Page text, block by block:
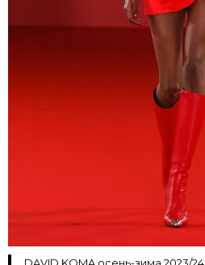
DAVID KOMA осень-зима 2023/24